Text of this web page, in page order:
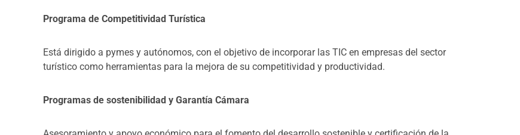
Programa de Competitividad Turística
Está dirigido a pymes y autónomos, con el objetivo de incorporar las TIC en empresas del sector
turístico como herramientas para la mejora de su competitividad y productividad.
Programas de sostenibilidad y Garantía Cámara